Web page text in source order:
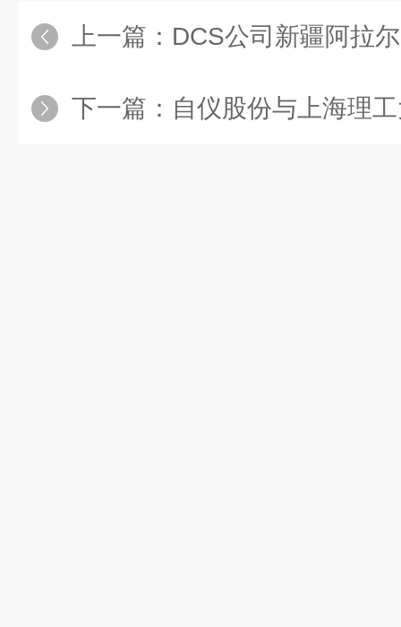
上一篇： DCS公司新疆阿拉尔2*350MW机
下一篇： 自仪股份与上海理工大